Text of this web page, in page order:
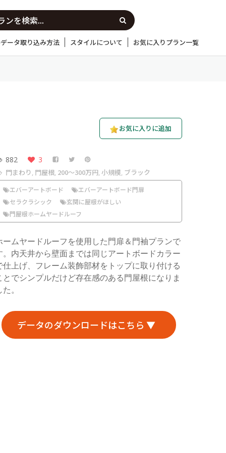
ータ取り込み方法 スタイルについて お気に入りプラン一覧
お気に入りに追加
882
3
門まわり, 門屋根, 200〜300万円,小規模, ブラック
エバーアートボード
エバーアートボード門扉
セラクラシック
玄関に屋根がほしい
門屋根ホームヤードルーフ
ームヤードルーフを使用した門扉＆門袖プランで
。内天井から壁面までは同じアートボードカラー
仕上げ、フレーム装飾部材をトップに取り付ける
とでシンプルだけど存在感のある門屋根になりま
た。
データのダウンロードはこちら ▼